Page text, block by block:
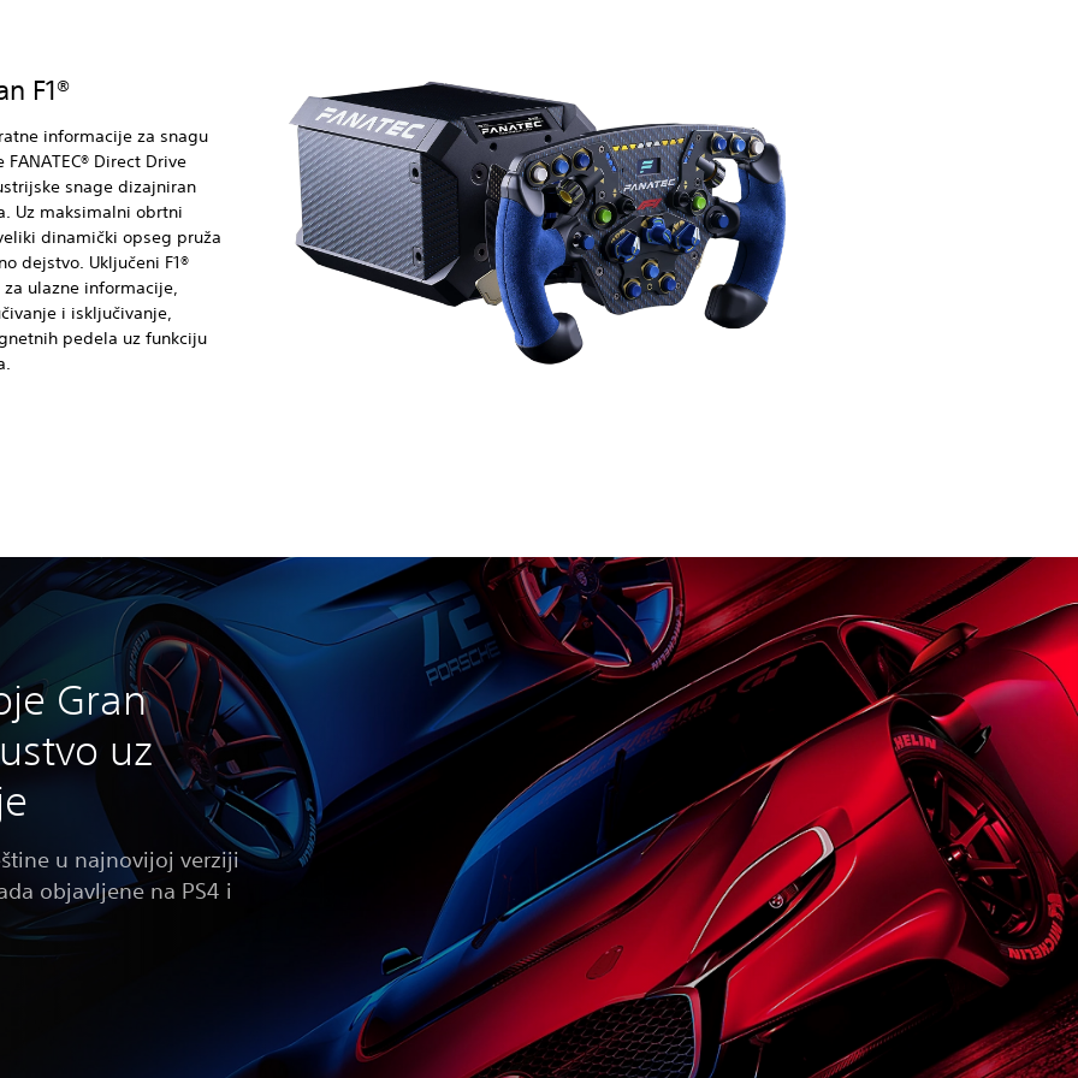
F1®
informacije za snagu
Direct Drive
snage dizajniran
Uz maksimalni obrtni
dinamički opseg pruža
dejstvo. Uključeni F1®
ulazne informacije,
i isključivanje,
pedela uz funkciju
Gran
uz
u najnovijoj verziji
objavljene na PS4 i